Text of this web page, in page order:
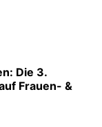
Die 3.
Frauen- &